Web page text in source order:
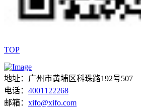
TOP
地址：广州市黄埔区科珠路192号507
电话： 4001122268
邮箱： xifo@xifo.com